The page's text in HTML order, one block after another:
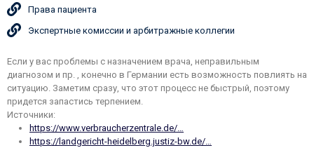
Права пациента
Экспертные комиссии и арбитражные коллегии
Если у вас проблемы с назначением врача, неправильным
диагнозом и пр. , конечно в Германии есть возможность повлиять на
ситуацию. Заметим сразу, что этот процесс не быстрый, поэтому
придется запастись терпением.
Источники:
https://www.verbraucherzentrale.de/…
https://landgericht-heidelberg.justiz-bw.de/…